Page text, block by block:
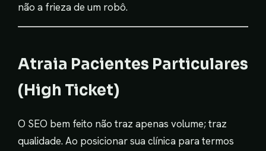
não a frieza de um robô.
Atraia Pacientes Particulares
(High Ticket)
O SEO bem feito não traz apenas volume; traz
qualidade. Ao posicionar sua clínica para termos